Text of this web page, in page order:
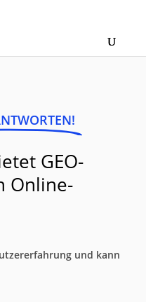
GEO-
Online-
und kann